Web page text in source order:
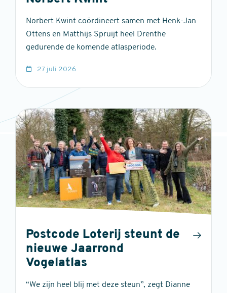
Norbert Kwint coördineert samen met Henk-Jan
Ottens en Matthijs Spruijt heel Drenthe
gedurende de komende atlasperiode.
27 juli 2026
Postcode Loterij steunt de
nieuwe Jaarrond
Vogelatlas
“We zijn heel blij met deze steun”, zegt Dianne